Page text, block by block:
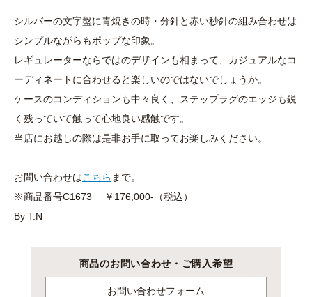
シルバーの文字盤に青焼きの時・分針と赤い秒針の組み合わせは
シンプルながらもポップな印象。
レギュレーターならではのデザインも相まって、カジュアルなコ
ーディネートに合わせると楽しいのではないでしょうか。
ケースのコンディションも中々良く、ステップラグのエッジも鋭
く残っていて触って心地良い感触です。
当店にお越しの際は是非お手に取ってお楽しみください。
お問い合わせはこちら まで。
※商品番号C1673 ￥176,000-（税込）
By T.N
商品のお問い合わせ・ご購入希望
お問い合わせフォーム